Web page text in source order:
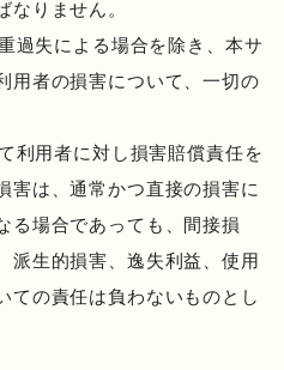
りません。
過失による場合を除き、本サ
用者の損害について、一切の
利用者に対し損害賠償責任を
害は、通常かつ直接の損害に
る場合であっても、間接損
派生的損害、逸失利益、使用
ての責任は負わないものとし